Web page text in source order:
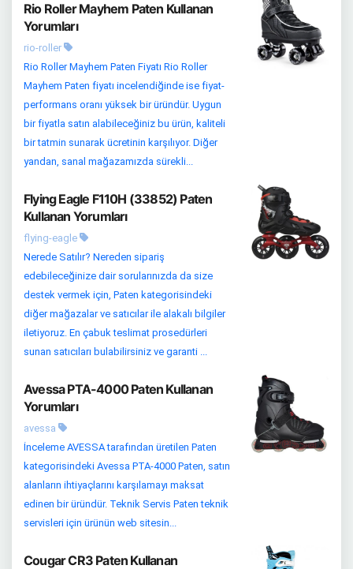
Rio Roller Mayhem Paten Kullanan
Yorumları
rio-roller
Rio Roller Mayhem Paten Fiyatı Rio Roller
Mayhem Paten fiyatı incelendiğinde ise fiyat-
performans oranı yüksek bir üründür. Uygun
bir fiyatla satın alabileceğiniz bu ürün, kaliteli
bir tatmin sunarak ücretinin karşılıyor. Diğer
yandan, sanal mağazamızda sürekli...
Flying Eagle F110H (33852) Paten
Kullanan Yorumları
flying-eagle
Nerede Satılır? Nereden sipariş
edebileceğinize dair sorularınızda da size
destek vermek için, Paten kategorisindeki
diğer mağazalar ve satıcılar ile alakalı bilgiler
iletiyoruz. En çabuk teslimat prosedürleri
sunan satıcıları bulabilirsiniz ve garanti ...
Avessa PTA-4000 Paten Kullanan
Yorumları
avessa
İnceleme AVESSA tarafından üretilen Paten
kategorisindeki Avessa PTA-4000 Paten, satın
alanların ihtiyaçlarını karşılamayı maksat
edinen bir üründür. Teknik Servis Paten teknik
servisleri için ürünün web sitesin...
Cougar CR3 Paten Kullanan